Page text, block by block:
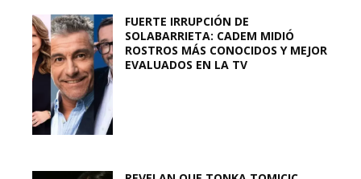
FUERTE IRRUPCIÓN DE
SOLABARRIETA: CADEM MIDIÓ
ROSTROS MÁS CONOCIDOS Y MEJOR
EVALUADOS EN LA TV